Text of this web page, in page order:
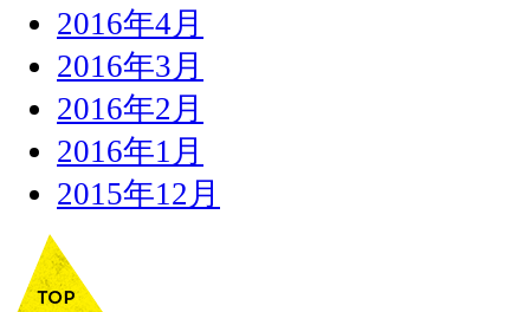
2016年4月
2016年3月
2016年2月
2016年1月
2015年12月